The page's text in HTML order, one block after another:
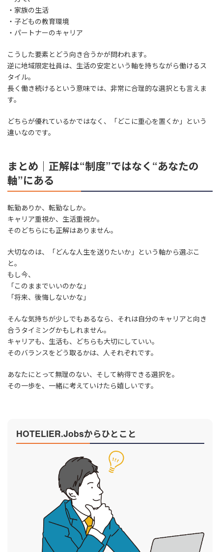
・家族の生活
・子どもの教育環境
・パートナーのキャリア
こうした要素とどう向き合うかが問われます。
逆に地域限定社員は、生活の安定という軸を持ちながら働けるス
タイル。
長く働き続けるという意味では、非常に合理的な選択とも言えま
す。
どちらが優れているかではなく、「どこに重心を置くか」という
違いなのです。
まとめ｜正解は“制度”ではなく“あなたの
軸”にある
転勤ありか、転勤なしか。
キャリア重視か、生活重視か。
そのどちらにも正解はありません。
大切なのは、「どんな人生を送りたいか」という軸から選ぶこ
と。
もし今、
「このままでいいのかな」
「将来、後悔しないかな」
そんな気持ちが少しでもあるなら、それは自分のキャリアと向き
合うタイミングかもしれません。
キャリアも、生活も、どちらも大切にしていい。
そのバランスをどう取るかは、人それぞれです。
あなたにとって無理のない、そして納得できる選択を。
その一歩を、一緒に考えていけたら嬉しいです。
HOTELIER.Jobsからひとこと